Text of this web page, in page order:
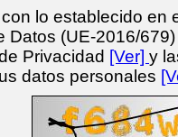
lo establecido en
Datos (UE-2016/
Privacidad [Ver] y
datos personales